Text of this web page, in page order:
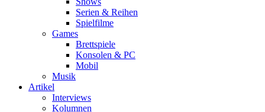
Serien & Reihen
Spielfilme
Games
Brettspiele
Konsolen & PC
Mobil
Musik
Artikel
Interviews
Kolumnen